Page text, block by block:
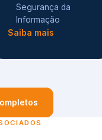
Segurança da
Informação
Saiba mais